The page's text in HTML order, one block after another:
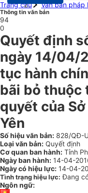
Trang chủ
Văn bản pháp
Thông tin văn bản
94
0
Quyết định
ngày 14/04/
tục hành
bãi bỏ thuộc
quyết của
Yên
Số hiệu văn bản: 828/QĐ-
Loại văn bản: Quyết định
Cơ quan ban hành: Tỉnh
Ngày ban hành: 14-04-
Ngày có hiệu lực: 14-04-
Tình trạng hiệu lực: Đang
Ngôn ngữ: